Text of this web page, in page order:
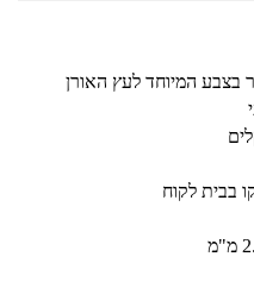
בצבע המיוחד לעץ האורן
בבית לקוח